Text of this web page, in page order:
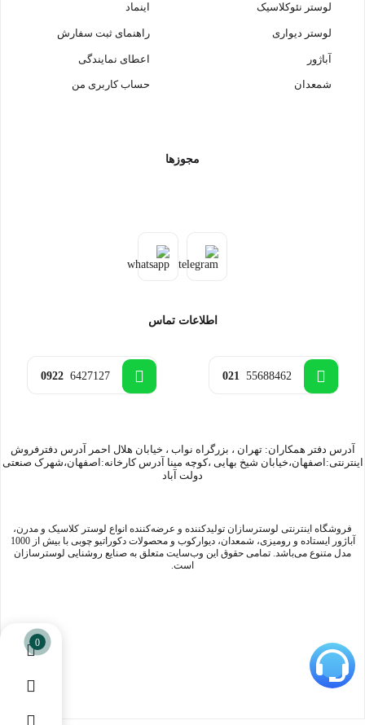
0
لوستر نئوکلاسیک
لوستر دیواری
آباژور
شمعدان
اینماد
راهنمای ثبت سفارش
اعطای نمایندگی
حساب کاربری من
مجوزها
اطلاعات تماس
021 55688462
0922 6427127
آدرس دفتر همکاران: تهران ، بزرگراه نواب ، خیابان هلال احمر آدرس دفترفروش
اینترنتی:اصفهان،خیابان شیخ بهایی ،کوچه مینا آدرس کارخانه:اصفهان،شهرک صنعتی
دولت آباد
فروشگاه اینترنتی لوسترسازان تولیدکننده و عرضه‌کننده انواع لوستر کلاسیک و مدرن،
آباژور ایستاده و رومیزی، شمعدان، دیوارکوب و محصولات دکوراتیو چوبی با بیش از 1000
مدل متنوع می‌باشد. تمامی حقوق این وب‌سایت متعلق به صنایع روشنایی لوسترسازان
است.